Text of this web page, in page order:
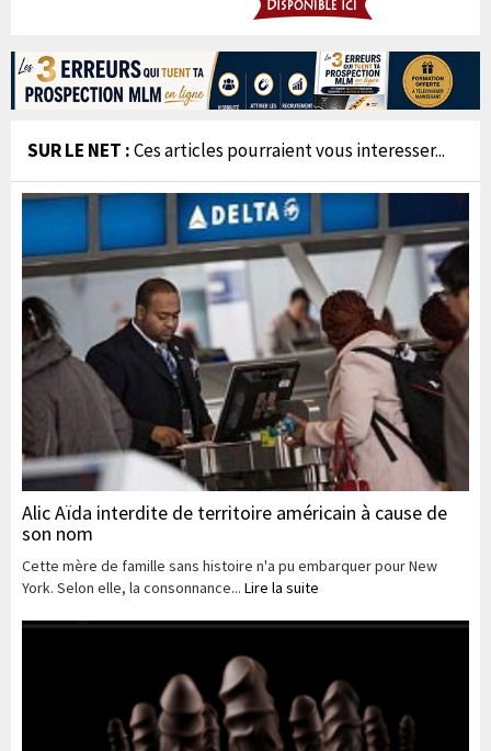
SUR LE NET :Ces articles pourraient vous interesser...
Alic Aïda interdite de territoire américain à cause de
son nom
Cette mère de famille sans histoire n'a pu embarquer pour New
York. Selon elle, la consonnance... Lire la suite